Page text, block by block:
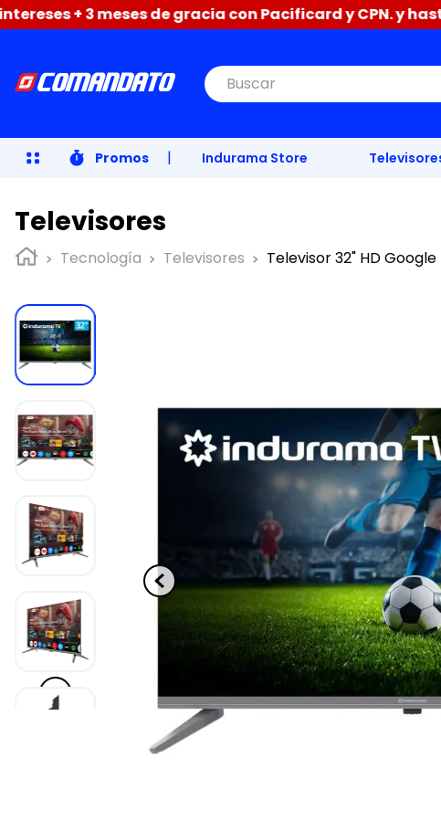
de gracia con Pacificard y CPN. y hasta 12 meses
Buscar
Promos | Indurama Store
Televisores
Tecnología Televisores Televisor 32" HD